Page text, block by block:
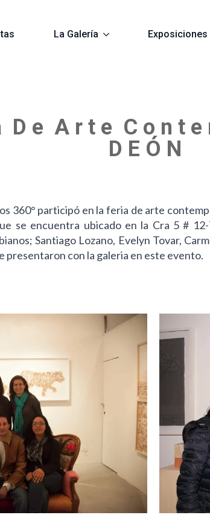
La Galería Exposiciones
D e A r t e C o n t
D E Ó N
360° participó en la feria de arte
se encuentra ubicado en la Cra 5 #
Santiago Lozano, Evelyn Tovar,
presentaron con la galeria en este evento.